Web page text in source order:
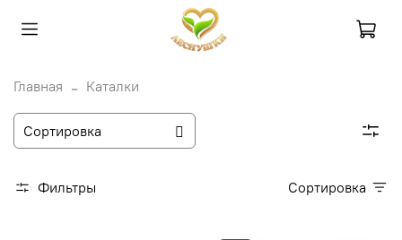
Главная Каталки
Фильтры Сортировка